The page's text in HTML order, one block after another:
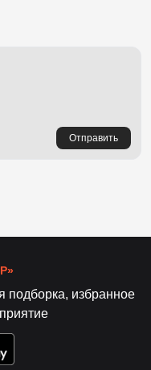
Отправить
подборка, избранное